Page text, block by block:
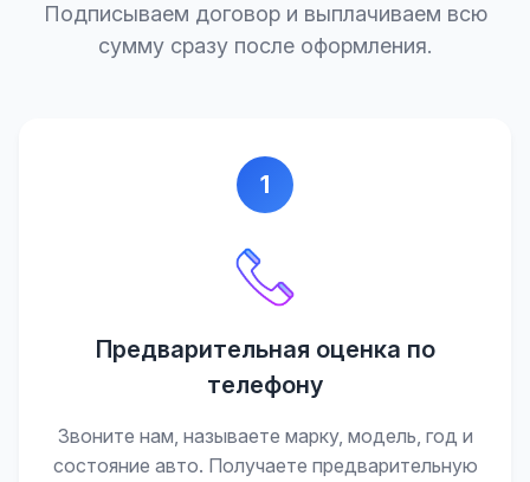
Подписываем договор и выплачиваем всю
сумму сразу после оформления.
1
Предварительная оценка по
телефону
Звоните нам, называете марку, модель, год и
состояние авто. Получаете предварительную